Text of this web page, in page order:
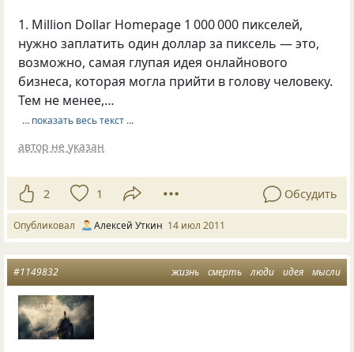
1. Million Dollar Homepage 1 000 000 пикселей,
нужно заплатить один доллар за пиксель — это,
возможно, самая глупая идея онлайнового
бизнеса, которая могла прийти в голову человеку.
Тем не менее,…
… показать весь текст …
автор не указан
2 1 Обсудить
Опубликовал Алексей Уткин 14 июл 2011
жизнь смерть люди идея мысли
#1149832